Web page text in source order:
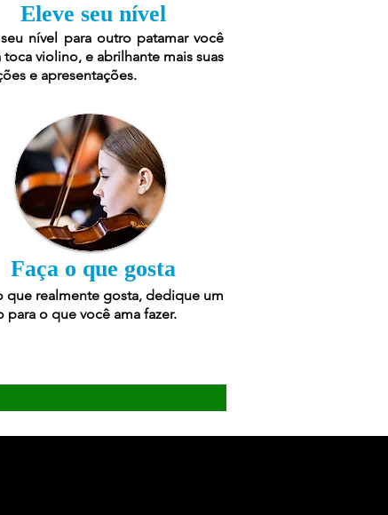
Eleve seu nível
nível para outro patamar você
toca violino, e abrilhante mais suas
e apresentações.
Faça o que gosta
que realmente gosta, dedique um
para o que você ama fazer.